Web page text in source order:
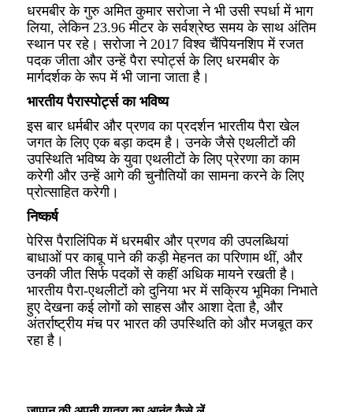
धरमबीर के गुरु अमित कुमार सरोजा ने भी उसी स्पर्धा में भाग
लिया, लेकिन 23.96 मीटर के सर्वश्रेष्ठ समय के साथ अंतिम
स्थान पर रहे। सरोजा ने 2017 विश्व चैंपियनशिप में रजत
पदक जीता और उन्हें पैरा स्पोर्ट्स के लिए धरमबीर के
मार्गदर्शक के रूप में भी जाना जाता है।
भारतीय पैरास्पोर्ट्स का भविष्य
इस बार धर्मबीर और प्रणव का प्रदर्शन भारतीय पैरा खेल
जगत के लिए एक बड़ा कदम है। उनके जैसे एथलीटों की
उपस्थिति भविष्य के युवा एथलीटों के लिए प्रेरणा का काम
करेगी और उन्हें आगे की चुनौतियों का सामना करने के लिए
प्रोत्साहित करेगी।
निष्कर्ष
पेरिस पैरालिंपिक में धरमबीर और प्रणव की उपलब्धियां
बाधाओं पर काबू पाने की कड़ी मेहनत का परिणाम थीं, और
उनकी जीत सिर्फ पदकों से कहीं अधिक मायने रखती है।
भारतीय पैरा-एथलीटों को दुनिया भर में सक्रिय भूमिका निभाते
हुए देखना कई लोगों को साहस और आशा देता है, और
अंतर्राष्ट्रीय मंच पर भारत की उपस्थिति को और मजबूत कर
रहा है।